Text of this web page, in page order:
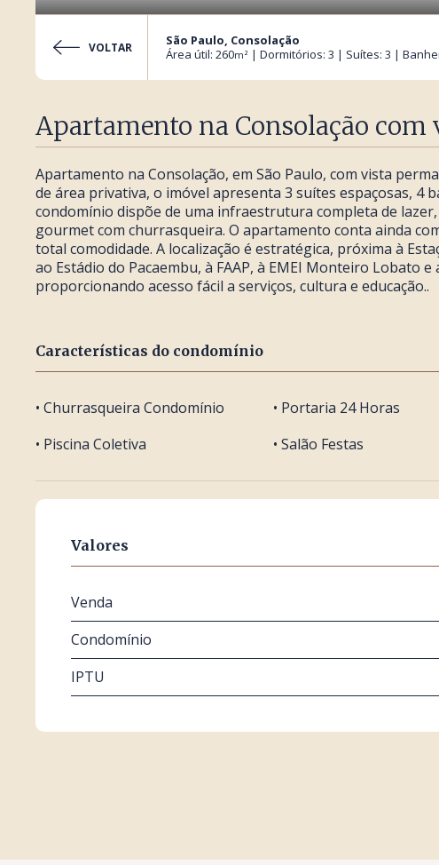
VOLTAR
São Paulo, Consolação
Área útil: 260m² | Dormitórios: 3 | Suítes: 3 |
Apartamento na Consolação
Apartamento na Consolação, em São Paulo, com vista
de área privativa, o imóvel apresenta 3 suítes espaçosas, 4
condomínio dispõe de uma infraestrutura completa de
gourmet com churrasqueira. O apartamento conta ainda
total comodidade. A localização é estratégica, próxima à
ao Estádio do Pacaembu, à FAAP, à EMEI Monteiro Lobato
proporcionando acesso fácil a serviços, cultura e educação..
Características do condomínio
• Churrasqueira Condomínio
• Piscina Coletiva
• Portaria 24 Horas
• Salão Festas
Valores
Venda
Condomínio
IPTU